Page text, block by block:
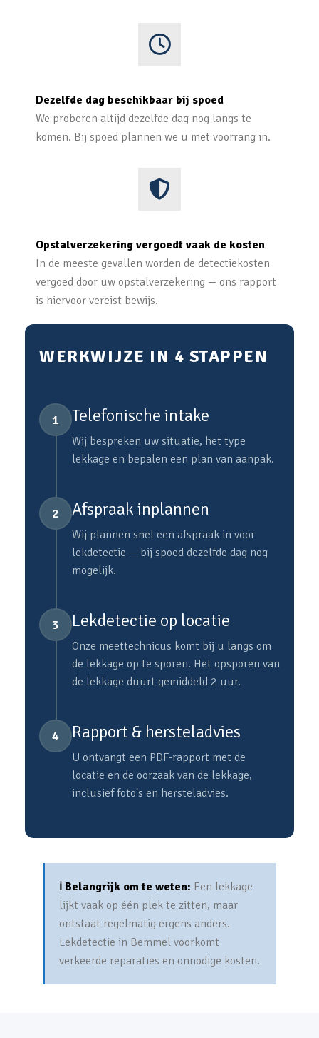
Dezelfde dag beschikbaar bij spoed
We proberen altijd dezelfde dag nog langs te
komen. Bij spoed plannen we u met voorrang in.
Opstalverzekering vergoedt vaak de kosten
In de meeste gevallen worden de detectiekosten
vergoed door uw opstalverzekering — ons rapport
is hiervoor vereist bewijs.
WERKWIJZE IN 4 STAPPEN
1 Telefonische intake
Wij bespreken uw situatie, het type
lekkage en bepalen een plan van aanpak.
2 Afspraak inplannen
Wij plannen snel een afspraak in voor
lekdetectie — bij spoed dezelfde dag nog
mogelijk.
3 Lekdetectie op locatie
Onze meettechnicus komt bij u langs om
de lekkage op te sporen. Het opsporen van
de lekkage duurt gemiddeld 2 uur.
4 Rapport & hersteladvies
U ontvangt een PDF-rapport met de
locatie en de oorzaak van de lekkage,
inclusief foto's en hersteladvies.
ℹ️ Belangrijk om te weten: Een lekkage
lijkt vaak op één plek te zitten, maar
ontstaat regelmatig ergens anders.
Lekdetectie in Bemmel voorkomt
verkeerde reparaties en onnodige kosten.